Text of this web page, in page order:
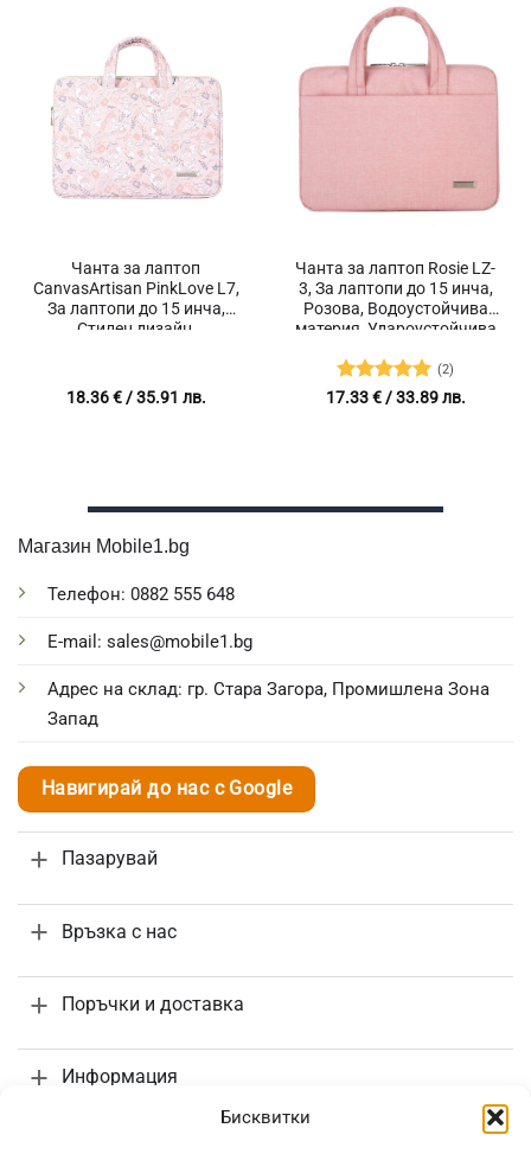
Бисквитки
Чанта за лаптоп
CanvasArtisan PinkLove L7,
За лаптопи до 15 инча,
Стилен дизайн,
Малки отделения за
аксесоари, Розова на
18.36€/ 35.91 лв.
Чанта за лаптоп Rosie LZ-
3, За лаптопи до 15 инча,
Розова, Водоустойчива
материя, Удароустойчива
Оценено с
(2)
17.33€/ 33.89 лв.
Магазин Mobile1.bg
Телефон: 0882 555 648
E-mail: sales@mobile1.bg
Адрес на склад: гр. Стара Загора, Промишлена Зона
Запад
Навигирай до нас с Google
Пазарувай
Връзка с нас
Поръчки и доставка
Информация